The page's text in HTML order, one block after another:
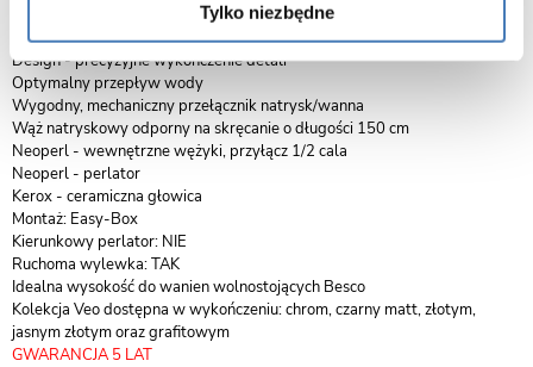
Tylko niezbędne
100% mosiądz - wysoka jakość materiału
Wykończenie czarny mat
Design - precyzyjne wykończenie detali
Optymalny przepływ wody
Wygodny, mechaniczny przełącznik natrysk/wanna
Wąż natryskowy odporny na skręcanie o długości 150 cm
Neoperl - wewnętrzne wężyki, przyłącz 1/2 cala
Neoperl - perlator
Kerox - ceramiczna głowica
Montaż: Easy-Box
Kierunkowy perlator: NIE
Ruchoma wylewka: TAK
Idealna wysokość do wanien wolnostojących Besco
Kolekcja Veo dostępna w wykończeniu: chrom, czarny matt, złotym,
jasnym złotym oraz grafitowym
GWARANCJA 5 LAT